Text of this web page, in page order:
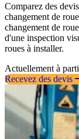
Comparez des
changement de
changement de
d'une inspection
roues à installer.
Actuellement à
Recevez des devis